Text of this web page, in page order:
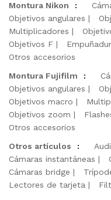
Montura Nikon
:
Objetivos angulares
Multiplicadores
Objetivos F
Otros accesorios
Montura Fujifilm
:
Objetivos angulares
Objetivos macro
Objetivos zoom
Otros accesorios
Otros artículos
:
Cámaras instantáneas
Cámaras bridge
Lectores de tarjeta